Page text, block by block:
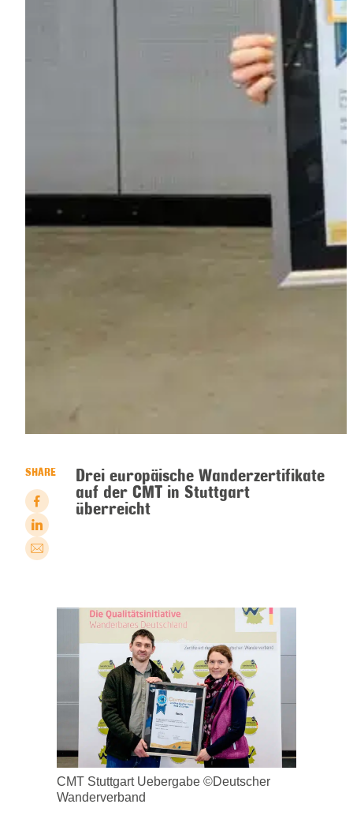
SHARE Drei europäische Wanderzertifikate
auf der CMT in Stuttgart
überreicht
CMT Stuttgart Uebergabe ©Deutscher
Wanderverband